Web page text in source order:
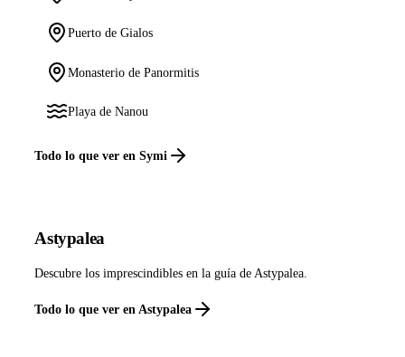
Puerto de Gialos
Monasterio de Panormitis
Playa de Nanou
Todo lo que ver en Symi
Astypalea
Descubre los imprescindibles en la guía de Astypalea.
Todo lo que ver en Astypalea